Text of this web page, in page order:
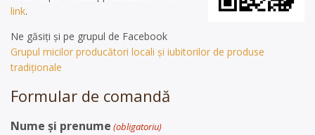
link.
Ne găsiți și pe grupul de Facebook
Grupul micilor producători locali și iubitorilor de produse
tradiționale
Formular de comandă
Nume și prenume (obligatoriu)